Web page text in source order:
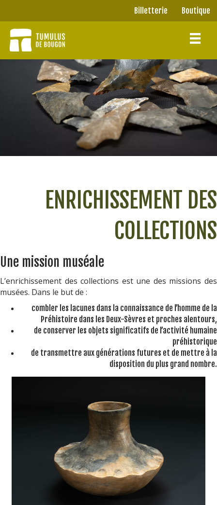
Billetterie Boutique
Billetterie Boutique
ENRICHISSEMENT DES
COLLECTIONS
Une mission muséale
L’enrichissement des collections est une des missions des
musées. Dans le but de :
combler les lacunes dans la connaissance de l’homme de la
Préhistoire dans les Deux-Sèvres et proches alentours,
de conserver les objets significatifs de l’activité humaine
préhistorique
de transmettre aux générations futures et de mettre à la
disposition du plus grand nombre.